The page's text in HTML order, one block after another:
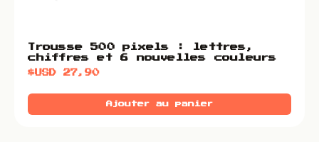
Trousse 500 pixels : lettres,
chiffres et 6 nouvelles couleurs
$USD27,90
Ajouter au panier